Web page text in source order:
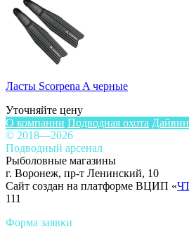
Ласты Scorpena A черные
Уточняйте цену
О компании Подводная охота
© 2018—2026
Подводный арсенал
Рыболовные магазины
г. Воронеж, пр-т Ленинский, 10
Сайт создан на платформе ВЦИП «
111
Форма заявки